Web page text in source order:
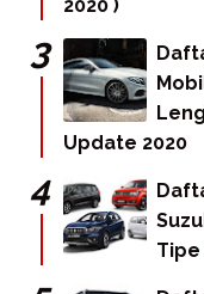
2020 )
Update 2020